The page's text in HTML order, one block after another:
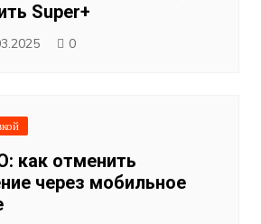
Super+
0
как отменить
через мобильное